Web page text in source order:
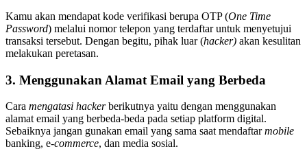
Kamu akan mendapat kode verifikasi berupa OTP (One Time
Password) melalui nomor telepon yang terdaftar untuk menyetujui
transaksi tersebut. Dengan begitu, pihak luar (hacker) akan kesulitan
melakukan peretasan.
3. Menggunakan Alamat Email yang Berbeda
Cara mengatasi hackerberikutnya yaitu dengan menggunakan
alamat email yang berbeda-beda pada setiap platform digital.
Sebaiknya jangan gunakan email yang sama saat mendaftarmobile
banking, e-commerce, dan media sosial.